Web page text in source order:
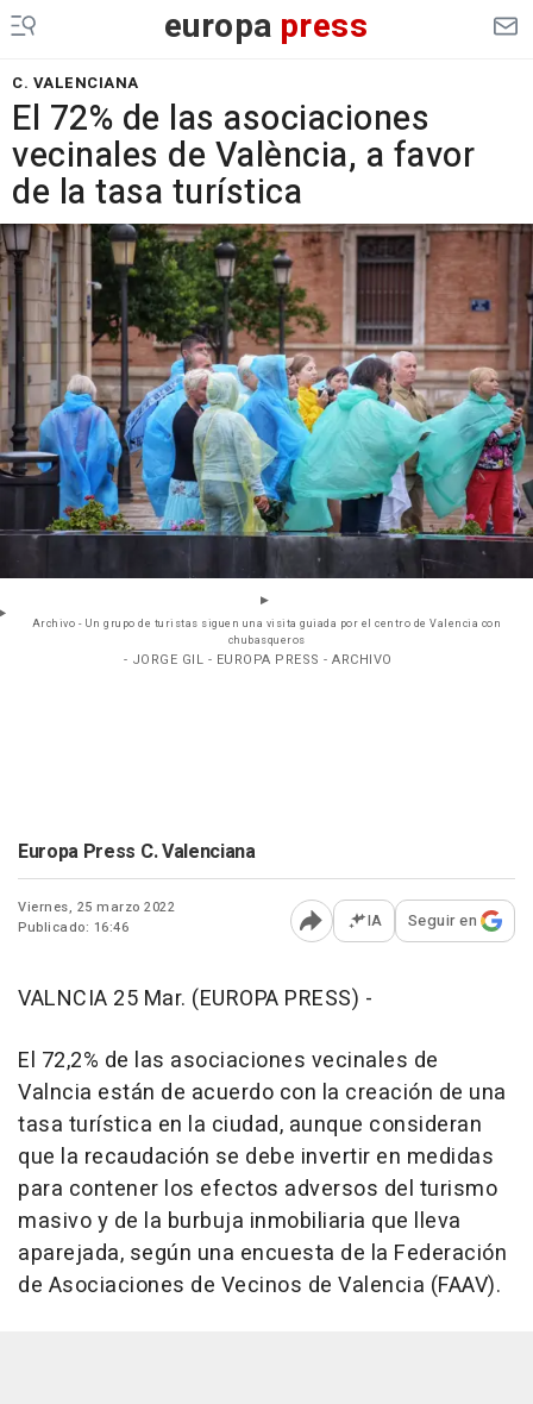
europa press
C. VALENCIANA
El 72% de las asociaciones
vecinales de València, a favor
de la tasa turística
Archivo - Un grupo de turistas siguen una visita guiada por el centro de Valencia con
chubasqueros
- JORGE GIL - EUROPA PRESS - ARCHIVO
Europa Press C. Valenciana
Viernes, 25 marzo 2022
Publicado: 16:46
Abrir opciones para
IA Seguir en
VALNCIA 25 Mar. (EUROPA PRESS) -
El 72,2% de las asociaciones vecinales de
Valncia están de acuerdo con la creación de una
tasa turística en la ciudad, aunque consideran
que la recaudación se debe invertir en medidas
para contener los efectos adversos del turismo
masivo y de la burbuja inmobiliaria que lleva
aparejada, según una encuesta de la Federación
de Asociaciones de Vecinos de Valencia (FAAV).